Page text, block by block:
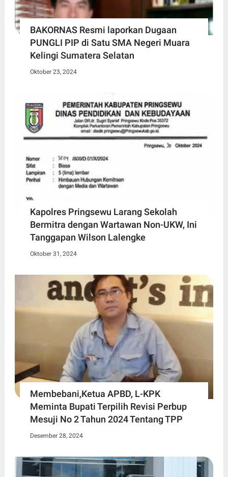
BAKORNAS Resmi laporkan Dugaan
PUNGLI PIP di Satu SMA Negeri Muara
Kelingi Sumatera Selatan
Oktober 23, 2024
Kapolres Pringsewu Larang Sekolah
Bermitra dengan Wartawan Non-UKW, Ini
Tanggapan Wilson Lalengke
Oktober 31, 2024
Membebani,Ketua APBD, L-KPK
Meminta Bupati Terpilih Revisi Perbup
Mesuji No 2 Tahun 2024 Tentang TPP
Desember 28, 2024